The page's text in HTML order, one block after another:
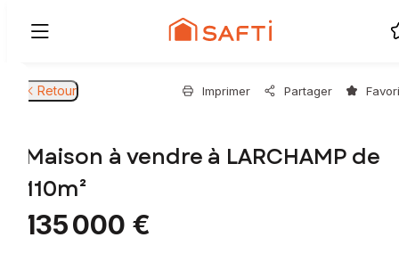
Retour Imprimer Partager
Maison à vendre à LARCHAMP de
110m²
135 000 €